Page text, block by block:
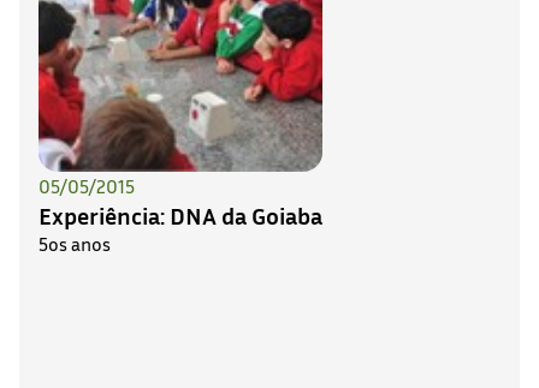
05/05/2015
Experiência: DNA da Goiaba
5os anos